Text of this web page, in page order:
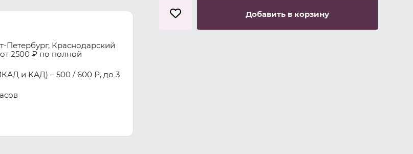
Петербург, Краснодарский
2500 ₽ по полной
и КАД) – 500 / 600 ₽, до 3
Добавить в корзину